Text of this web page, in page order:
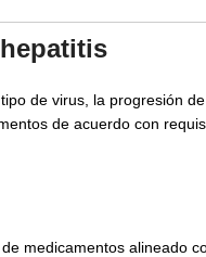
de virus, la progresión
de acuerdo con
medicamentos alineado